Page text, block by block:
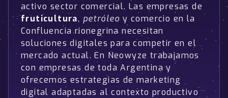
activo sector comercial. Las empresas de
fruticultura, petróleo y comercio en la
Confluencia rionegrina necesitan
soluciones digitales para competir en el
mercado actual. En Neowyze trabajamos
con empresas de toda Argentina y
ofrecemos estrategias de marketing
digital adaptadas al contexto productivo